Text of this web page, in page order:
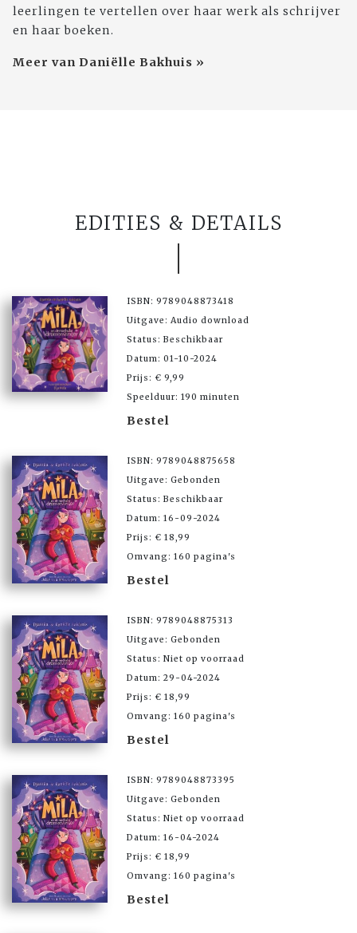
leerlingen te vertellen over haar werk als schrijver
en haar boeken.
Meer van Daniëlle Bakhuis »
EDITIES & DETAILS
ISBN: 9789048873418
Uitgave: Audio download
Status: Beschikbaar
Datum: 01-10-2024
Prijs: € 9,99
Speelduur: 190 minuten
Bestel
ISBN: 9789048875658
Uitgave: Gebonden
Status: Beschikbaar
Datum: 16-09-2024
Prijs: € 18,99
Omvang: 160 pagina's
Bestel
ISBN: 9789048875313
Uitgave: Gebonden
Status: Niet op voorraad
Datum: 29-04-2024
Prijs: € 18,99
Omvang: 160 pagina's
Bestel
ISBN: 9789048873395
Uitgave: Gebonden
Status: Niet op voorraad
Datum: 16-04-2024
Prijs: € 18,99
Omvang: 160 pagina's
Bestel